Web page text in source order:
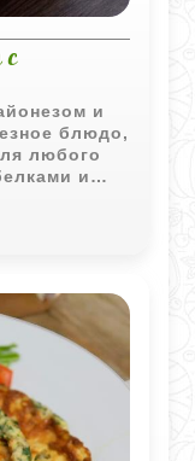
и
блюдо,
любого
и
можно
делает его